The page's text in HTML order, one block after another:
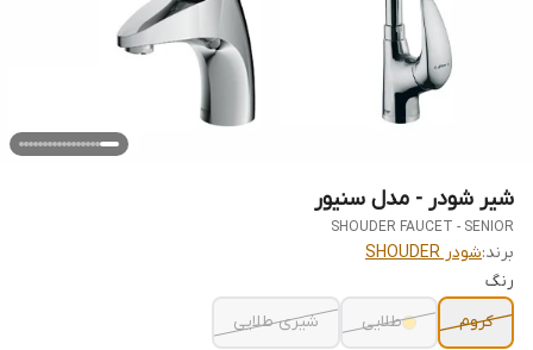
شیر شودر - مدل سنیور
SHOUDER FAUCET - SENIOR
برند:شودر SHOUDER
رنگ
کروم
طلایی
شیری طلایی